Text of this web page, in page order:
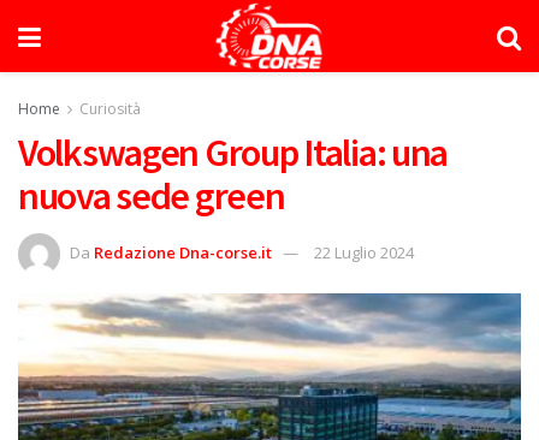
Home Curiosità
Volkswagen Group Italia: una
nuova sede green
Da Redazione Dna-corse.it 22 Luglio 2024